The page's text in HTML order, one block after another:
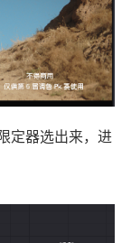
定器选出来，进